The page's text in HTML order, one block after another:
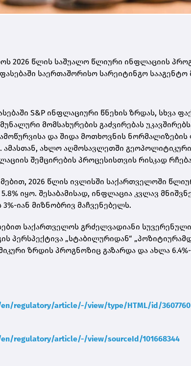
2026 წლის საშუალო წლიური ინფლაციის
საერთაშორისო სარეიტინგო სააგენტო
S&P ინფლაციური წნეხის ზრდას, სხვა
მომსახურების გაძვირებას
და შიდა მოთხოვნის
ამასთან, ახლო აღმოსავლეთში
შემცირების პროცესისთვის რისკად
2026 წლის ივლისში საქართველოში
იყო. შესაბამისად, ინფლაცია კვლავ
იან მიზნობრივ მაჩვენებელს.
საქართველოს გრძელვადიანი
პერსპექტივა „სტაბილურიდან“
ზრდის პროგნოზიც გაზარდა და ახლა
regulatory/article/-/view/type/HTML/id/3607760
regulatory/article/-/view/sourceId/101668344